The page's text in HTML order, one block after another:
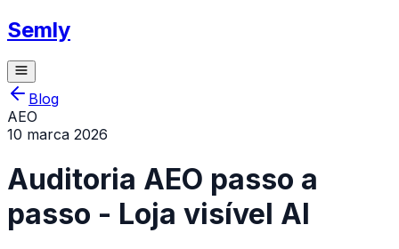
Semly
Blog
AEO
10 marca 2026
Auditoria AEO passo a
passo - Loja visível AI